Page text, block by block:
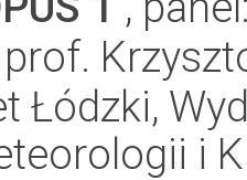
Łódzki,
i